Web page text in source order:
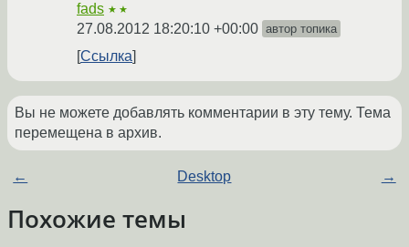
fads ★★
27.08.2012 18:20:10 +00:00 автор топика
Ссылка
Вы не можете добавлять комментарии в эту тему. Тема
перемещена в архив.
← Desktop →
Похожие темы